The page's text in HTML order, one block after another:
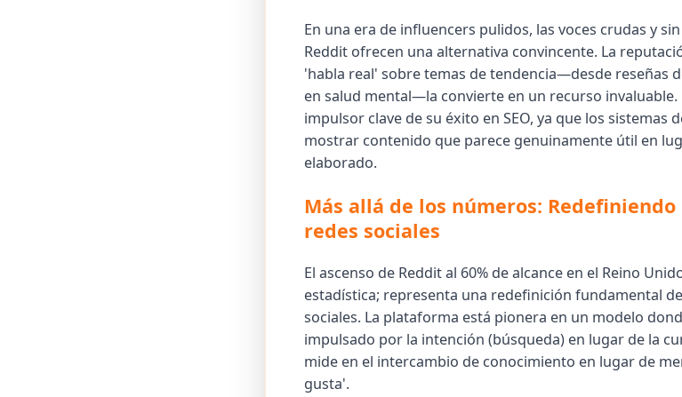
En una era de influencers pulidos, las voces crudas y
Reddit ofrecen una alternativa convincente. La
'habla real' sobre temas de tendencia—desde reseñas
en salud mental—la convierte en un recurso invaluable.
impulsor clave de su éxito en SEO, ya que los sistemas
mostrar contenido que parece genuinamente útil en
elaborado.
Más allá de los números:
redes sociales
El ascenso de Reddit al 60% de alcance en el Reino
estadística; representa una redefinición fundamental
sociales. La plataforma está pionera en un modelo
impulsado por la intención (búsqueda) en lugar de la
mide en el intercambio de conocimiento en lugar de
gusta'.